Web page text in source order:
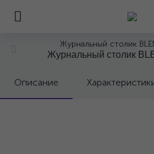
Журнальный столик
Журнальный столик
Описание